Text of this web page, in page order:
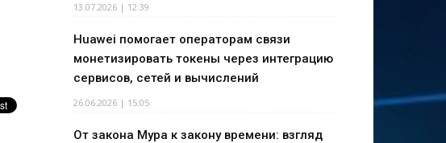
13.07.2026 | 12:39
Huawei помогает операторам связи
монетизировать токены через интеграцию
сервисов, сетей и вычислений
26.06.2026 | 15:05
От закона Мура к закону времени: взгляд